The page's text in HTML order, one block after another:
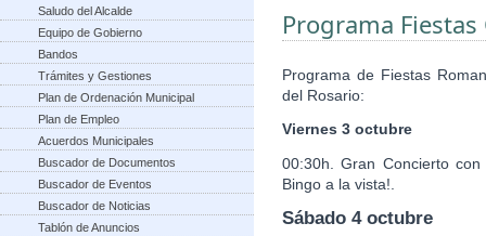
Saludo del Alcalde
Equipo de Gobierno
Bandos
Trámites y Gestiones
Plan de Ordenación Municipal
Plan de Empleo
Acuerdos Municipales
Buscador de Documentos
Buscador de Eventos
Buscador de Noticias
Tablón de Anuncios
Programa
Programa de Fiestas
del Rosario:
Viernes 3 octubre
00:30h. Gran Concierto
Bingo a la vista!.
Sábado 4 octubre